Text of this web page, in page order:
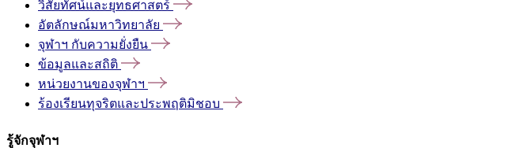
วิสัยทัศน์และยุทธศาสตร์
อัตลักษณ์มหาวิทยาลัย
จุฬาฯ กับความยั่งยืน
ข้อมูลและสถิติ
หน่วยงานของจุฬาฯ
ร้องเรียนทุจริตและประพฤติมิชอบ
รู้จักจุฬาฯ